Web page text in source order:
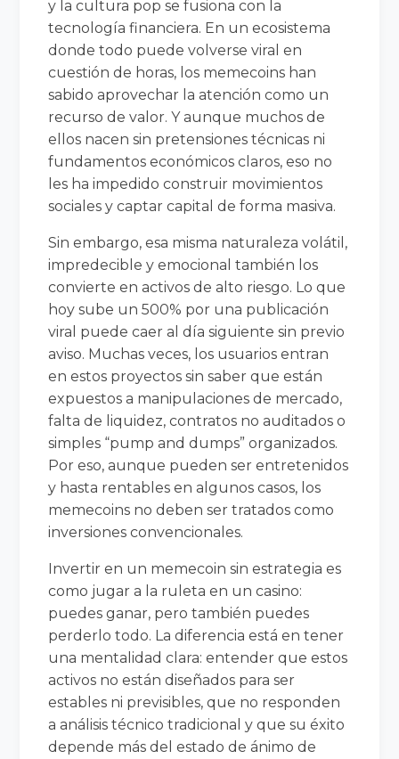
y la cultura pop se fusiona con la
tecnología financiera. En un ecosistema
donde todo puede volverse viral en
cuestión de horas, los memecoins han
sabido aprovechar la atención como un
recurso de valor. Y aunque muchos de
ellos nacen sin pretensiones técnicas ni
fundamentos económicos claros, eso no
les ha impedido construir movimientos
sociales y captar capital de forma masiva.
Sin embargo, esa misma naturaleza volátil,
impredecible y emocional también los
convierte en activos de alto riesgo. Lo que
hoy sube un 500% por una publicación
viral puede caer al día siguiente sin previo
aviso. Muchas veces, los usuarios entran
en estos proyectos sin saber que están
expuestos a manipulaciones de mercado,
falta de liquidez, contratos no auditados o
simples “pump and dumps” organizados.
Por eso, aunque pueden ser entretenidos
y hasta rentables en algunos casos, los
memecoins no deben ser tratados como
inversiones convencionales.
Invertir en un memecoin sin estrategia es
como jugar a la ruleta en un casino:
puedes ganar, pero también puedes
perderlo todo. La diferencia está en tener
una mentalidad clara: entender que estos
activos no están diseñados para ser
estables ni previsibles, que no responden
a análisis técnico tradicional y que su éxito
depende más del estado de ánimo de